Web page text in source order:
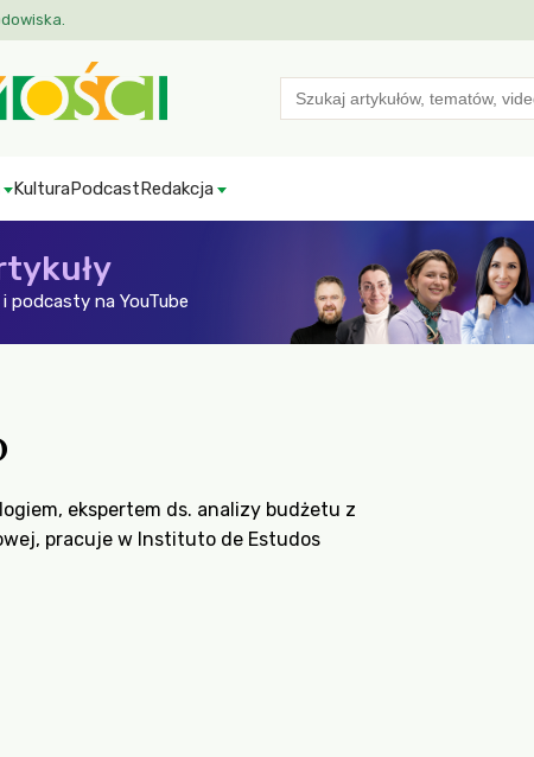
Search
for:
KulturaPodcastRedakcja
podcasty na YouTube
ekspertem ds. analizy budżetu z
pracuje w Instituto de Estudos